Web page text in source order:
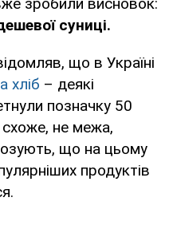
зробили висновок:
суниці.
що в Україні
хліб – деякі
позначку 50
схоже, не межа,
що на цьому
продуктів